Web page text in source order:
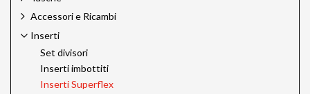
Accessori e Ricambi
Inserti
Set divisori
Inserti imbottiti
Inserti Superflex